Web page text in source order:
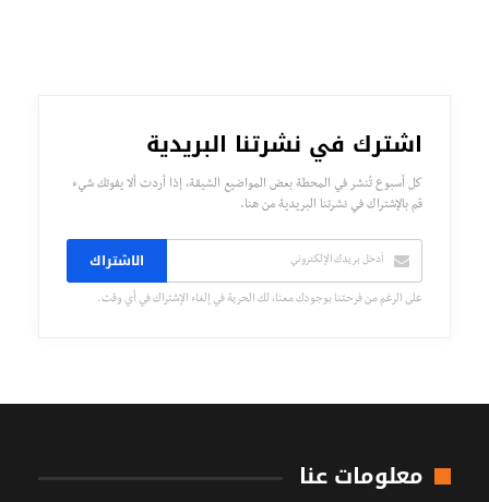
اشترك في نشرتنا البريدية
كل أسبوع تُنشر في المحطة بعض المواضيع الشيقة، إذا أردت ألا يفوتك شيء
قم بالإشتراك في نشرتنا البريدية من هنا.
الاشتراك
على الرغم من فرحتنا بوجودك معنا، لك الحرية في إلغاء الإشتراك في أي وقت.
معلومات عنا